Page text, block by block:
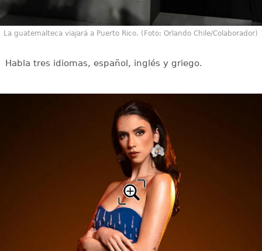
La guatemalteca viajará a Puerto Rico. (Foto: Orlando Chile/Colaborador)
Habla tres idiomas, español, inglés y griego.